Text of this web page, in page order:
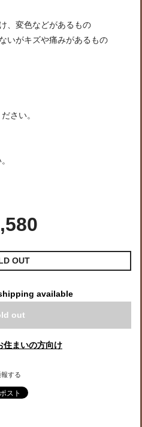
変色などがあるもの
がキズや痛みがあるもの
さい。
OUT
available
out
住まいの方向け
報する